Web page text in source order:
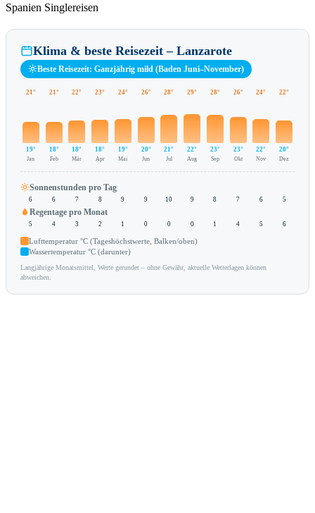
Spanien Singlereisen
Klima & beste Reisezeit – Lanzarote
Beste Reisezeit: Ganzjährig mild (Baden Juni–November)
21°
19°
Jan
21°
18°
Feb
22°
18°
Mär
23°
18°
Apr
24°
19°
Mai
26°
20°
Jun
28°
21°
Jul
29°
22°
Aug
28°
23°
Sep
26°
23°
Okt
24°
22°
Nov
22°
20°
Dez
Sonnenstunden pro Tag
6 6 7 8 9 9 10 9 8 7 6 5
Regentage pro Monat
5 4 3 2 1 0 0 0 1 4 5 6
Lufttemperatur °C (Tageshöchstwerte, Balken/oben)
Wassertemperatur °C (darunter)
Langjährige Monatsmittel, Werte gerundet – ohne Gewähr, aktuelle Wetterlagen können
abweichen.